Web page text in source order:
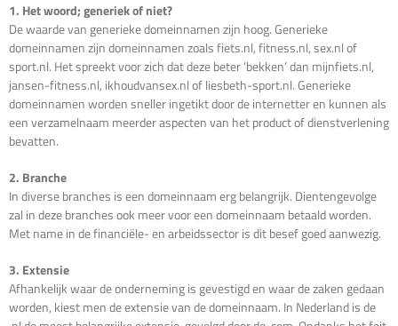
1. Het woord; generiek of niet?
De waarde van generieke domeinnamen zijn hoog. Generieke
domeinnamen zijn domeinnamen zoals fiets.nl, fitness.nl, sex.nl of
sport.nl. Het spreekt voor zich dat deze beter ‘bekken’ dan mijnfiets.nl,
jansen-fitness.nl, ikhoudvansex.nl of liesbeth-sport.nl. Generieke
domeinnamen worden sneller ingetikt door de internetter en kunnen als
een verzamelnaam meerder aspecten van het product of dienstverlening
bevatten.
2. Branche
In diverse branches is een domeinnaam erg belangrijk. Dientengevolge
zal in deze branches ook meer voor een domeinnaam betaald worden.
Met name in de financiële- en arbeidssector is dit besef goed aanwezig.
3. Extensie
Afhankelijk waar de onderneming is gevestigd en waar de zaken gedaan
worden, kiest men de extensie van de domeinnaam. In Nederland is de